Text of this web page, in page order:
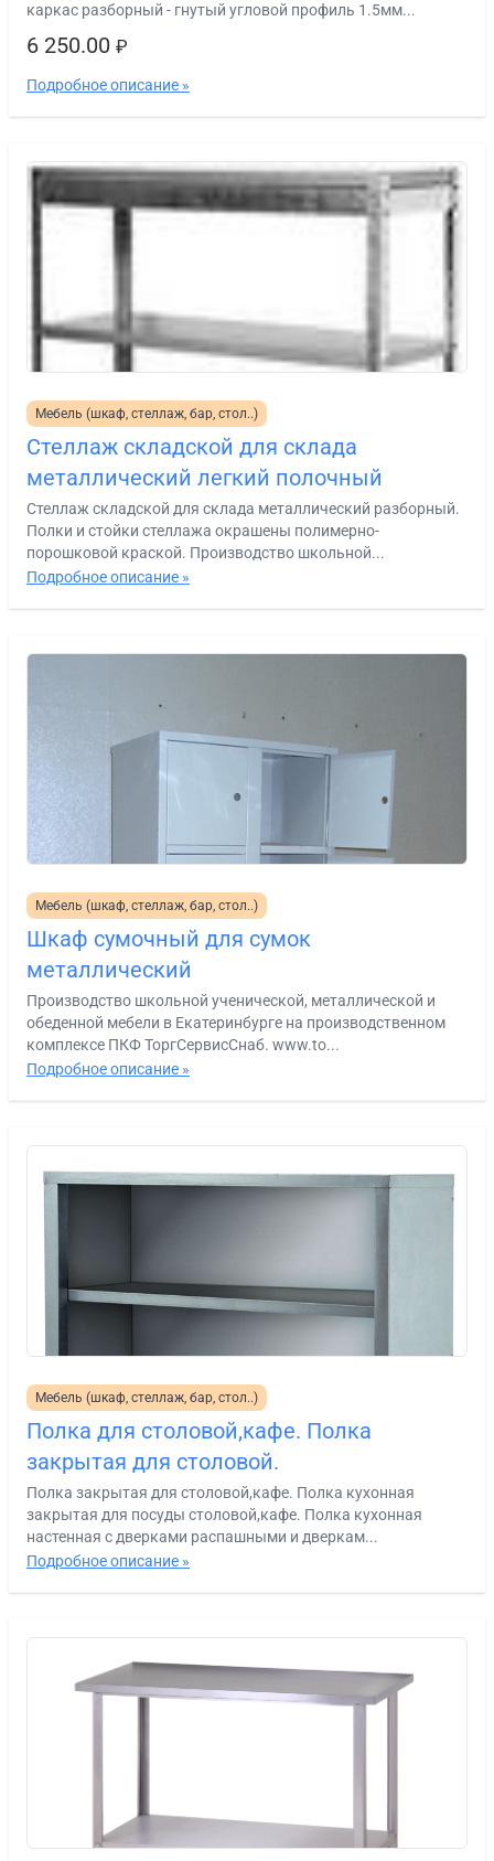
каркас разборный - гнутый угловой профиль 1.5мм...
6 250.00 ₽
Подробное описание »
Мебель (шкаф, стеллаж, бар, стол..)
Стеллаж складской для склада
металлический легкий полочный
Стеллаж складской для склада металлический разборный.
Полки и стойки стеллажа окрашены полимерно-
порошковой краской. Производство школьной...
Подробное описание »
Мебель (шкаф, стеллаж, бар, стол..)
Шкаф сумочный для сумок
металлический
Производство школьной ученической, металлической и
обеденной мебели в Екатеринбурге на производственном
комплексе ПКФ ТоргСервисСнаб. www.to...
Подробное описание »
Мебель (шкаф, стеллаж, бар, стол..)
Полка для столовой,кафе. Полка
закрытая для столовой.
Полка закрытая для столовой,кафе. Полка кухонная
закрытая для посуды столовой,кафе. Полка кухонная
настенная с дверками распашными и дверкам...
Подробное описание »